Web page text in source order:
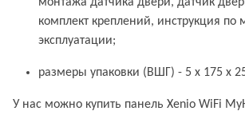
комплект креплений, инструкция по
эксплуатации;
размеры упаковки (ВШГ) - 5 x 175 x
У нас можно купить панель Xenio WiFi